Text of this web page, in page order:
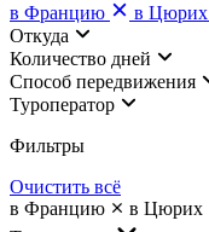
в Францию
в Цюрих
Откуда
Количество дней
Cпособ передвижения
Туроператор
Фильтры
Очистить всё
в Францию
в Цюрих